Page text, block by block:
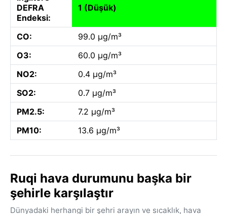
DEFRA
Endeksi:
1 (Düşük)
CO:
99.0 µg/m³
O3:
60.0 µg/m³
NO2:
0.4 µg/m³
SO2:
0.7 µg/m³
PM2.5:
7.2 µg/m³
PM10:
13.6 µg/m³
Ruqi hava durumunu başka bir
şehirle karşılaştır
Dünyadaki herhangi bir şehri arayın ve sıcaklık, hava